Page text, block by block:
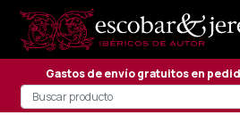
Gastos de envío gratuitos en